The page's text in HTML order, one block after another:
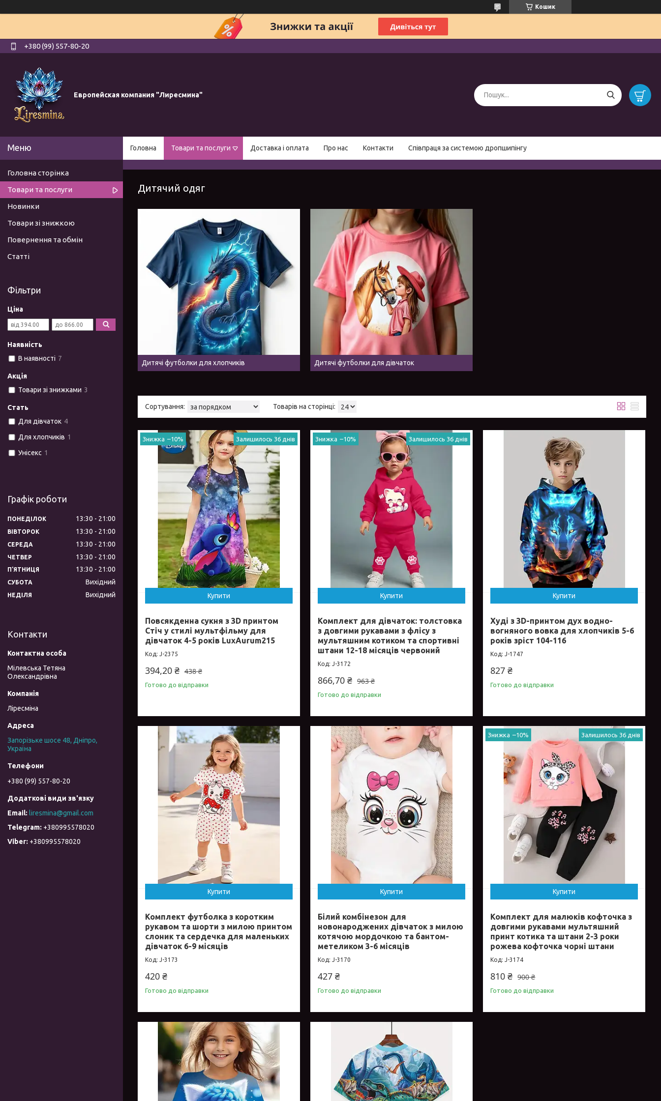
Кошик
+380 (99) 557-80-20
Европейская компания "Лиресмина"
Головна Товари та послуги Доставка і оплата Про нас Контакти Співпраця за системою дропшипінгу
Дитячий одяг
Дитячі футболки для хлопчиків Дитячі футболки для дівчаток
–10% Залишилось 36 днів
Купити
Повсякденна сукня з 3D принтом
Стіч у стилі мультфільму для
дівчаток 4-5 років LuxAurum215
J-2375
438 ₴
394,20 ₴
Готово до відправки
–10% Залишилось 36 днів
Купити
Комплект для дівчаток: толстовка
з довгими рукавами з флісу з
мультяшним котиком та спортивні
штани 12-18 місяців червоний
J-3172
963 ₴
866,70 ₴
Готово до відправки
Купити
Худі з 3D-принтом дух водно-
вогняного вовка для хлопчиків 5-6
років зріст 104-116
J-1747
827 ₴
Готово до відправки
Купити
Комплект футболка з коротким
рукавом та шорти з милою принтом
слоник та сердечка для маленьких
дівчаток 6-9 місяців
J-3173
420 ₴
Готово до відправки
Купити
Білий комбінезон для
новонароджених дівчаток з милою
котячою мордочкою та бантом-
метеликом 3-6 місяців
J-3170
427 ₴
Готово до відправки
–10% Залишилось 36 днів
Купити
Комплект для малюків кофточка з
довгими рукавами мультяшний
принт котика та штани 2-3 роки
рожева кофточка чорні штани
J-3174
900 ₴
810 ₴
Готово до відправки
Головна сторінка
Товари та послуги
Новинки
Товари зі знижкою
Повернення та обмін
Статті
Фільтри
Ціна
Наявність
В наявності 7
Акція
Товари зі знижками 3
Стать
Для дівчаток 4
Для хлопчиків 1
Унісекс 1
Графік роботи
ПОНЕДІЛОК 13:30 21:00
ВІВТОРОК 13:30 21:00
СЕРЕДА 13:30 21:00
ЧЕТВЕР 13:30 21:00
ПʼЯТНИЦЯ 13:30 21:00
СУБОТА Вихідний
НЕДІЛЯ Вихідний
Контакти
Мілевська Тетяна
Олександрівна
Ліресміна
Запорізьке шосе 48, Дніпро,
Україна
+380 (99) 557-80-20
liresmina@gmail.com
+380995578020
+380995578020